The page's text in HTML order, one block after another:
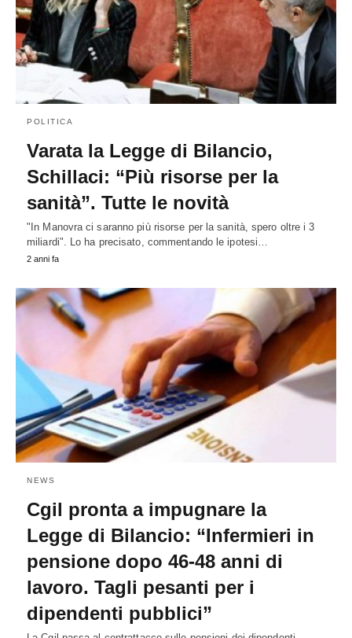
POLITICA
Varata la Legge di Bilancio,
Schillaci: “Più risorse per la
sanità”. Tutte le novità
"In Manovra ci saranno più risorse per la sanità, spero oltre i 3
miliardi". Lo ha precisato, commentando le ipotesi…
2 anni fa
NEWS
Cgil pronta a impugnare la
Legge di Bilancio: “Infermieri in
pensione dopo 46-48 anni di
lavoro. Tagli pesanti per i
dipendenti pubblici”